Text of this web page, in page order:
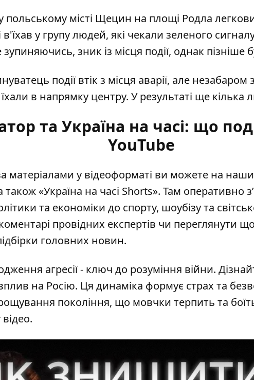
польському місті Щецин на площі Родла
у групу людей, які чекали зеленого
зупиняючись, зник із місця події, однак
події втік з місця аварії, але незабаром
в напрямку центру. У результаті ще
та Україна на часі: що
YouTube
матеріалами у відеоформаті ви можете на
також«Україна на часі Shorts». Там оперативно
та економіки до спорту, шоубізу та
провідних експертів чи переглянути
головних новин.
агресії - ключ до розуміння війни.
на Росію. Ця динаміка формує страх та
покоління, що мовчки терпить та